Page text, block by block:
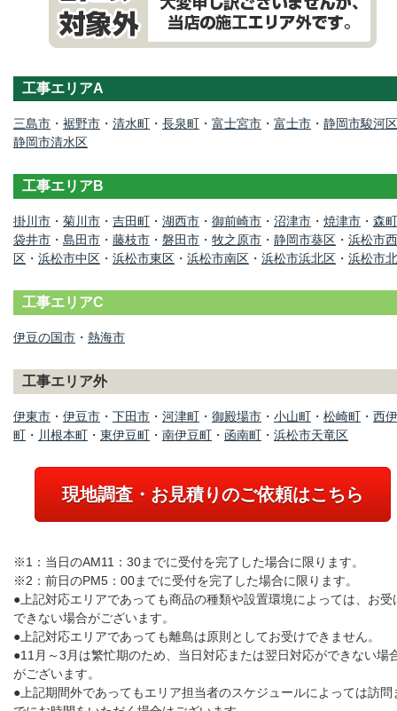
工事エリアA
三島市 ・ 裾野市 ・ 清水町 ・ 長泉町 ・ 富士宮市 ・ 富士市 ・ 静岡市駿河区
静岡市清水区
工事エリアB
掛川市 ・ 菊川市 ・ 吉田町 ・ 湖西市 ・ 御前崎市 ・ 沼津市 ・ 焼津市 ・ 森町
袋井市 ・ 島田市 ・ 藤枝市 ・ 磐田市 ・ 牧之原市 ・ 静岡市葵区 ・ 浜松市西
区 ・ 浜松市中区 ・ 浜松市東区 ・ 浜松市南区 ・ 浜松市浜北区 ・ 浜松市
工事エリアC
伊豆の国市 ・ 熱海市
工事エリア外
伊東市 ・ 伊豆市 ・ 下田市 ・ 河津町 ・ 御殿場市 ・ 小山町 ・ 松崎町 ・ 西
町 ・ 川根本町 ・ 東伊豆町 ・ 南伊豆町 ・ 函南町 ・ 浜松市天竜区
現地調査・お見積りのご依頼はこちら
※1：当日のAM11：30までに受付を完了した場合に限ります。
※2：前日のPM5：00までに受付を完了した場合に限ります。
●上記対応エリアであっても商品の種類や設置環境によっては、お受
できない場合がございます。
●上記対応エリアであっても離島は原則としてお受けできません。
●11月～3月は繁忙期のため、当日対応または翌日対応ができない場
がございます。
●上記期間外であってもエリア担当者のスケジュールによっては訪問